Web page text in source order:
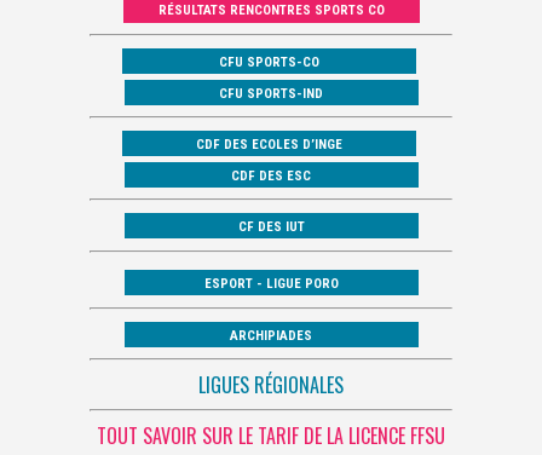
RÉSULTATS RENCONTRES SPORTS CO
CFU SPORTS-CO
CFU SPORTS-IND
CDF DES ECOLES D’INGE
CDF DES ESC
CF DES IUT
ESPORT - LIGUE PORO
ARCHIPIADES
LIGUES RÉGIONALES
TOUT SAVOIR SUR LE TARIF DE LA LICENCE FFSU